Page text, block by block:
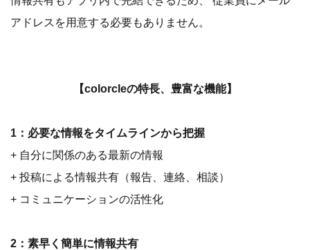
アドレスを用意する必要もありません。
【colorcleの特長、豊富な機能】
1：必要な情報をタイムラインから把握
+ 自分に関係のある最新の情報
+ 投稿による情報共有（報告、連絡、相談）
+ コミュニケーションの活性化
2：素早く簡単に情報共有